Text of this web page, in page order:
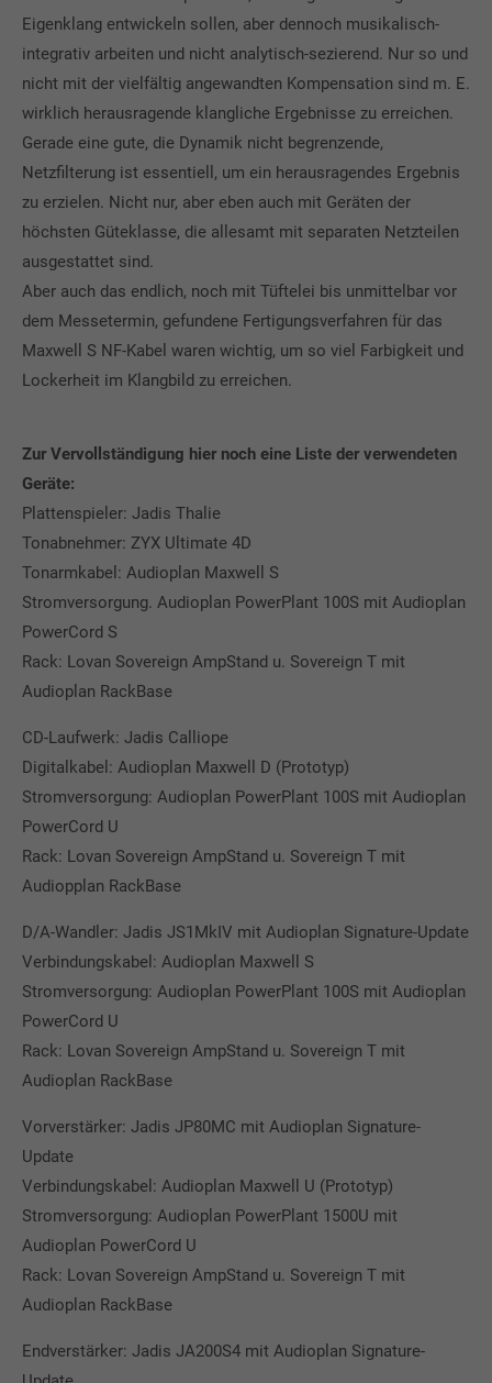
Eigenklang entwickeln sollen, aber dennoch musikalisch-
integrativ arbeiten und nicht analytisch-sezierend. Nur so und
nicht mit der vielfältig angewandten Kompensation sind m. E.
wirklich herausragende klangliche Ergebnisse zu erreichen.
Gerade eine gute, die Dynamik nicht begrenzende,
Netzfilterung ist essentiell, um ein herausragendes Ergebnis
zu erzielen. Nicht nur, aber eben auch mit Geräten der
höchsten Güteklasse, die allesamt mit separaten Netzteilen
ausgestattet sind.
Aber auch das endlich, noch mit Tüftelei bis unmittelbar vor
dem Messetermin, gefundene Fertigungsverfahren für das
Maxwell S NF-Kabel waren wichtig, um so viel Farbigkeit und
Lockerheit im Klangbild zu erreichen.
Zur Vervollständigung hier noch eine Liste der verwendeten
Geräte:
Plattenspieler: Jadis Thalie
Tonabnehmer: ZYX Ultimate 4D
Tonarmkabel: Audioplan Maxwell S
Stromversorgung. Audioplan PowerPlant 100S mit Audioplan
PowerCord S
Rack: Lovan Sovereign AmpStand u. Sovereign T mit
Audioplan RackBase
CD-Laufwerk: Jadis Calliope
Digitalkabel: Audioplan Maxwell D (Prototyp)
Stromversorgung: Audioplan PowerPlant 100S mit Audioplan
PowerCord U
Rack: Lovan Sovereign AmpStand u. Sovereign T mit
Audiopplan RackBase
D/A-Wandler: Jadis JS1MkIV mit Audioplan Signature-Update
Verbindungskabel: Audioplan Maxwell S
Stromversorgung: Audioplan PowerPlant 100S mit Audioplan
PowerCord U
Rack: Lovan Sovereign AmpStand u. Sovereign T mit
Audioplan RackBase
Vorverstärker: Jadis JP80MC mit Audioplan Signature-
Update
Verbindungskabel: Audioplan Maxwell U (Prototyp)
Stromversorgung: Audioplan PowerPlant 1500U mit
Audioplan PowerCord U
Rack: Lovan Sovereign AmpStand u. Sovereign T mit
Audioplan RackBase
Endverstärker: Jadis JA200S4 mit Audioplan Signature-